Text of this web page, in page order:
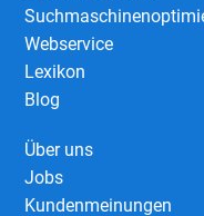
Webservice
Lexikon
Blog
Über uns
Jobs
Kundenmeinungen